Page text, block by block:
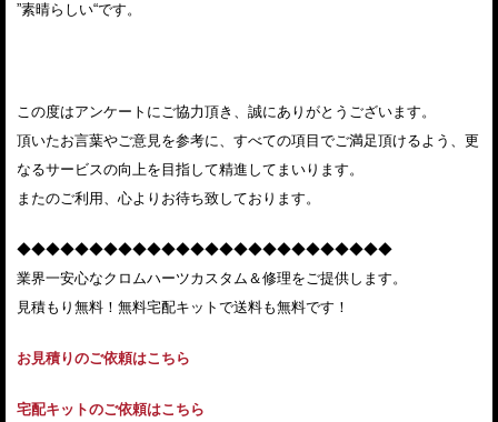
”素晴らしい“です。
この度はアンケートにご協力頂き、誠にありがとうございます。
頂いたお言葉やご意見を参考に、すべての項目でご満足頂けるよう、更
なるサービスの向上を目指して精進してまいります。
またのご利用、心よりお待ち致しております。
◆◆◆◆◆◆◆◆◆◆◆◆◆◆◆◆◆◆◆◆◆◆◆◆◆◆
業界一安心なクロムハーツカスタム＆修理をご提供します。
見積もり無料！無料宅配キットで送料も無料です！
お見積りのご依頼はこちら
宅配キットのご依頼はこちら